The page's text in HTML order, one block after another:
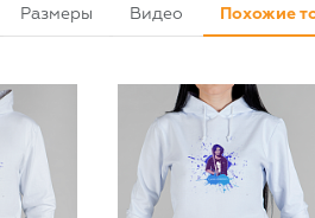
Размеры Видео Похожие